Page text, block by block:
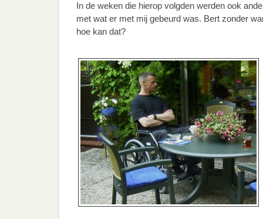
In de weken die hierop volgden werden ook
met wat er met mij gebeurd was. Bert zonder
hoe kan dat?